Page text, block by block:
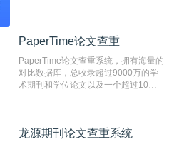
系统，可检测中文、英文两种语言的论
PaperTime论文查重
PaperTime论文查重系统，拥有海量的
对比数据库，总收录超过9000万的学
术期刊和学位论文以及一个超过10亿
对，利用指纹索引快速而精准地在云检
龙源期刊论文查重系统